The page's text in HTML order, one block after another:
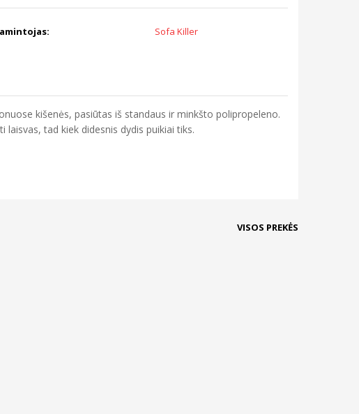
Sofa Killer
kišenės, pasiūtas iš standaus ir minkšto polipropeleno.
tad kiek didesnis dydis puikiai tiks.
VISOS PREKĖS